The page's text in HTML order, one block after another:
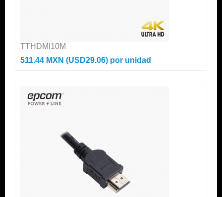
TTHDMI10M
511.44 MXN (USD29.06) por unidad